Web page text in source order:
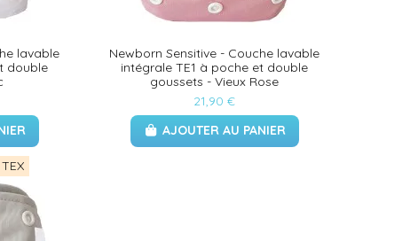
lavable
double
Newborn Sensitive - Couche lavable
intégrale TE1 à poche et double
goussets - Vieux Rose
21,90 €
AJOUTER AU PANIER